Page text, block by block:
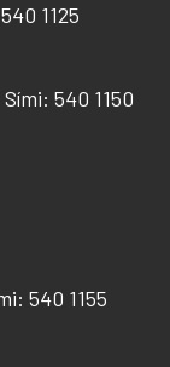
1125
Sími: 540 1150
540 1155